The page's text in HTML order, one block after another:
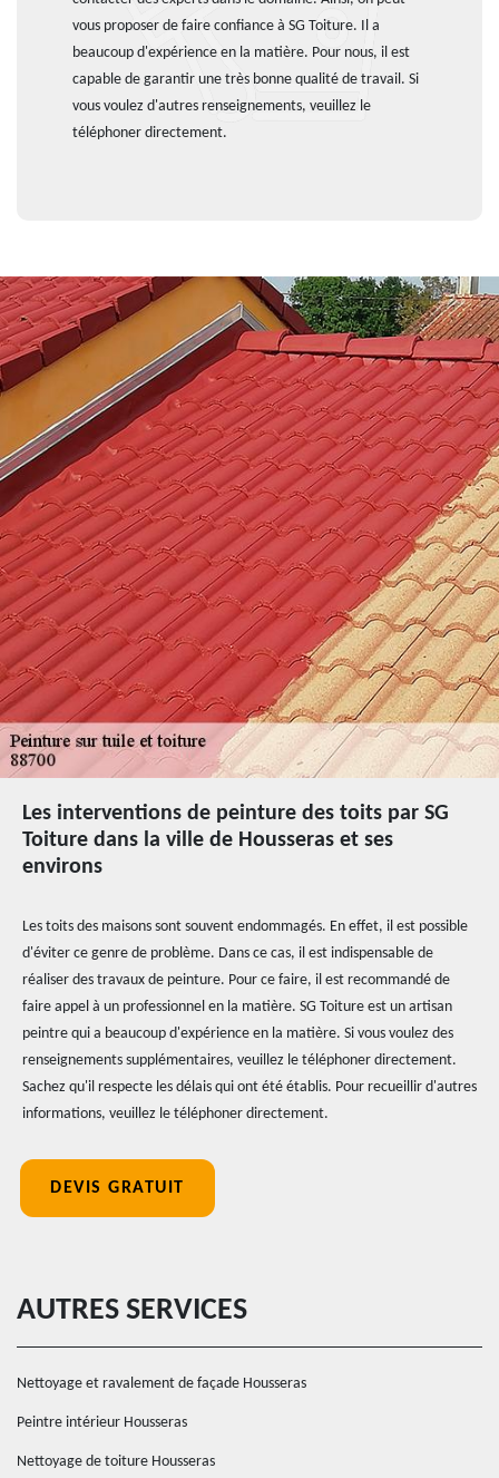
vous proposer de faire confiance à SG Toiture. Il a
beaucoup d'expérience en la matière. Pour nous, il est
capable de garantir une très bonne qualité de travail. Si
vous voulez d'autres renseignements, veuillez le
téléphoner directement.
Les interventions de peinture des toits par SG
Toiture dans la ville de Housseras et ses
environs
Les toits des maisons sont souvent endommagés. En effet, il est possible
d'éviter ce genre de problème. Dans ce cas, il est indispensable de
réaliser des travaux de peinture. Pour ce faire, il est recommandé de
faire appel à un professionnel en la matière. SG Toiture est un artisan
peintre qui a beaucoup d'expérience en la matière. Si vous voulez des
renseignements supplémentaires, veuillez le téléphoner directement.
Sachez qu'il respecte les délais qui ont été établis. Pour recueillir d'autres
informations, veuillez le téléphoner directement.
DEVIS GRATUIT
AUTRES SERVICES
Nettoyage et ravalement de façade Housseras
Peintre intérieur Housseras
Nettoyage de toiture Housseras